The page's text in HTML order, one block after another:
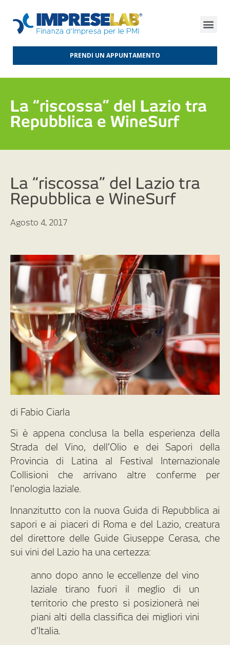
PRENDI UN APPUNTAMENTO
La “riscossa” del Lazio tra
Repubblica e WineSurf
La “riscossa” del Lazio tra
Repubblica e WineSurf
Agosto 4, 2017
di Fabio Ciarla
Si è appena conclusa la bella esperienza della
Strada del Vino, dell’Olio e dei Sapori della
Provincia di Latina al Festival Internazionale
Collisioni che arrivano altre conferme per
l’enologia laziale.
Innanzitutto con la nuova Guida di Repubblica ai
sapori e ai piaceri di Roma e del Lazio, creatura
del direttore delle Guide Giuseppe Cerasa, che
sui vini del Lazio ha una certezza:
anno dopo anno le eccellenze del vino
laziale tirano fuori il meglio di un
territorio che presto si posizionerà nei
piani alti della classifica dei migliori vini
d’Italia.